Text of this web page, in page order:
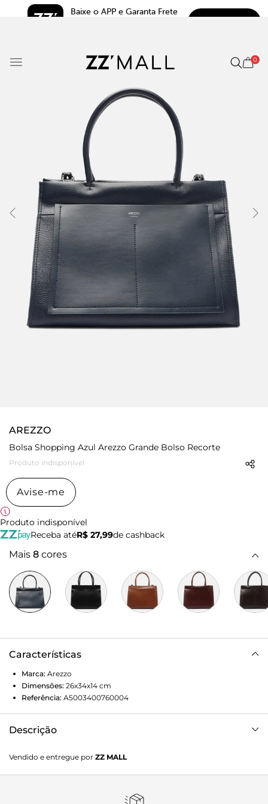
Baixe o APP e Garanta Frete
0
AREZZO
Bolsa Shopping Azul Arezzo Grande Bolso Recorte
Produto indisponível
Avise-me
Produto indisponível
Receba atéR$ 27,99de cashback
Mais 8 cores
Características
Marca: Arezzo
Dimensões: 26x34x14 cm
Referência: A5003400760004
Descrição
formato estruturado e acabamento texturizado. Traz duas
alças de mão, alça lateral fina e fecho em zíper e puxador.
Vendido e entregue por ZZ MALL